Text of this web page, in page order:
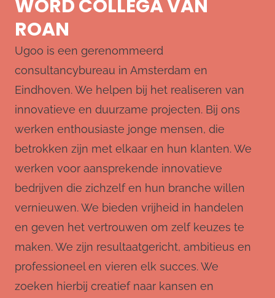
WORD COLLEGA VAN
ROAN
Ugoo is een gerenommeerd
consultancybureau in Amsterdam en
Eindhoven. We helpen bij het realiseren van
innovatieve en duurzame projecten. Bij ons
werken enthousiaste jonge mensen, die
betrokken zijn met elkaar en hun klanten. We
werken voor aansprekende innovatieve
bedrijven die zichzelf en hun branche willen
vernieuwen. We bieden vrijheid in handelen
en geven het vertrouwen om zelf keuzes te
maken. We zijn resultaatgericht, ambitieus en
professioneel en vieren elk succes. We
zoeken hierbij creatief naar kansen en